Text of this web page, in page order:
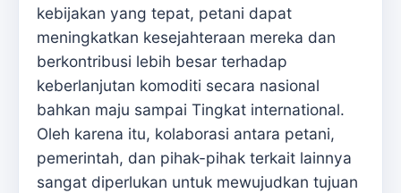
kebijakan yang tepat, petani dapat
meningkatkan kesejahteraan mereka dan
berkontribusi lebih besar terhadap
keberlanjutan komoditi secara nasional
bahkan maju sampai Tingkat international.
Oleh karena itu, kolaborasi antara petani,
pemerintah, dan pihak-pihak terkait lainnya
sangat diperlukan untuk mewujudkan tujuan